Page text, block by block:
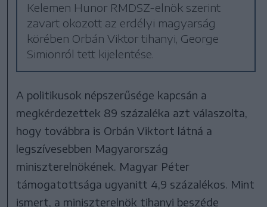
Kelemen Hunor RMDSZ-elnök szerint
zavart okozott az erdélyi magyarság
körében Orbán Viktor tihanyi, George
Simionról tett kijelentése.
A politikusok népszerűsége kapcsán a
megkérdezettek 89 százaléka azt válaszolta,
hogy továbbra is Orbán Viktort látná a
legszívesebben Magyarország
miniszterelnökének. Magyar Péter
támogatottsága ugyanitt 4,9 százalékos. Mint
ismert, a miniszterelnök tihanyi beszéde